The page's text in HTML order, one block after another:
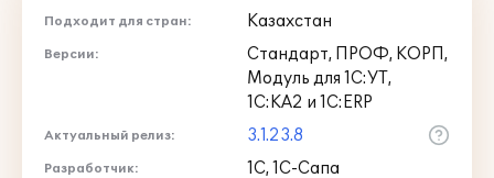
среднего бизнеса с возможностью
пользователей в единой
информационной базе. Сравнение
Подходит для стран: Казахстан
Версии:
Стандарт, ПРОФ, КОРП,
Модуль для 1С:УТ,
1С:КА2 и 1С:ERP
Актуальный релиз: 3.1.23.8
Разработчик: 1С, 1С-Сапа